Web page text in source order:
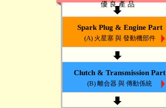
優 良 產 品
Spark Plug & Engine Part
(A) 火星塞 與 發動機部件
Clutch & Transmission Part
(B) 離合器 與 傳動係統